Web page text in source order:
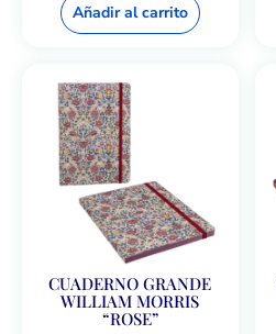
Añadir al carrito
CUADERNO GRANDE
WILLIAM MORRIS
“ROSE”